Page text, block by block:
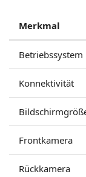
Merkmal
Betriebssystem
Konnektivität
Frontkamera
Rückkamera